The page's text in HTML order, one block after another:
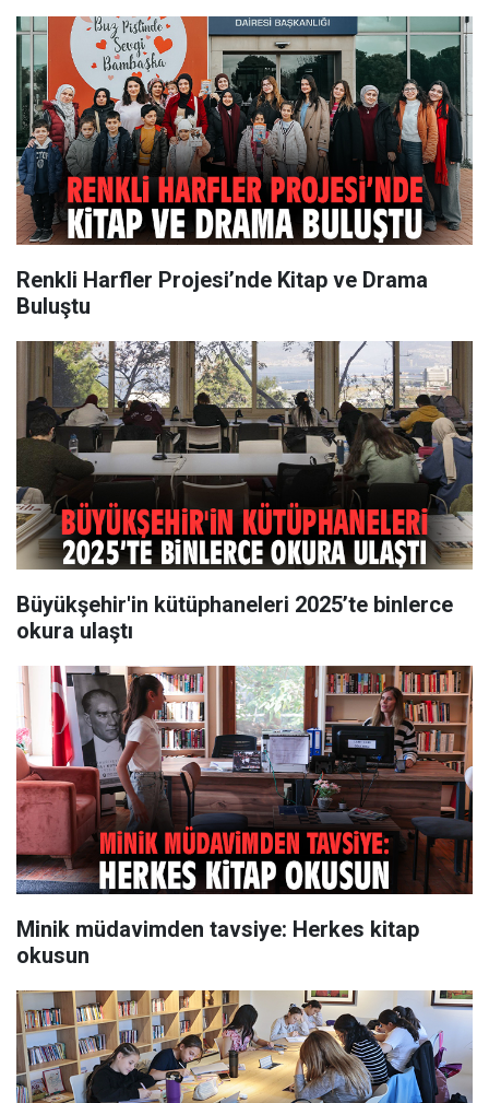
Renkli Harfler Projesi’nde Kitap ve Drama
Buluştu
Büyükşehir'in kütüphaneleri 2025’te binlerce
okura ulaştı
Minik müdavimden tavsiye: Herkes kitap
okusun